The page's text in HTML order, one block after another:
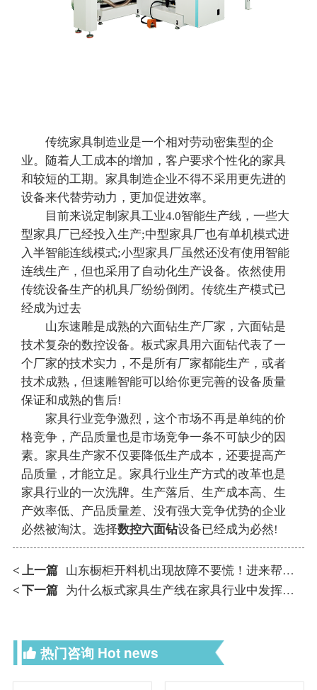
传统家具制造业是一个相对劳动密集型的企
业。随着人工成本的增加，客户要求个性化的家具
和较短的工期。家具制造企业不得不采用更先进的
设备来代替劳动力，更加促进效率。
目前来说定制家具工业4.0智能生产线，一些大
型家具厂已经投入生产;中型家具厂也有单机模式进
入半智能连线模式;小型家具厂虽然还没有使用智能
连线生产，但也采用了自动化生产设备。依然使用
传统设备生产的机具厂纷纷倒闭。传统生产模式已
经成为过去
山东速雕是成熟的六面钻生产厂家，六面钻是
技术复杂的数控设备。板式家具用六面钻代表了一
个厂家的技术实力，不是所有厂家都能生产，或者
技术成熟，但速雕智能可以给你更完善的设备质量
保证和成熟的售后!
家具行业竞争激烈，这个市场不再是单纯的价
格竞争，产品质量也是市场竞争一条不可缺少的因
素。家具生产家不仅要降低生产成本，还要提高产
品质量，才能立足。家具行业生产方式的改革也是
家具行业的一次洗牌。生产落后、生产成本高、生
产效率低、产品质量差、没有强大竞争优势的企业
必然被淘汰。选择数控六面钻设备已经成为必然!
< 上一篇 山东橱柜开料机出现故障不要慌！进来帮您解决！
< 下一篇 为什么板式家具生产线在家具行业中发挥着不可代替的作用？
热门咨询 Hot news